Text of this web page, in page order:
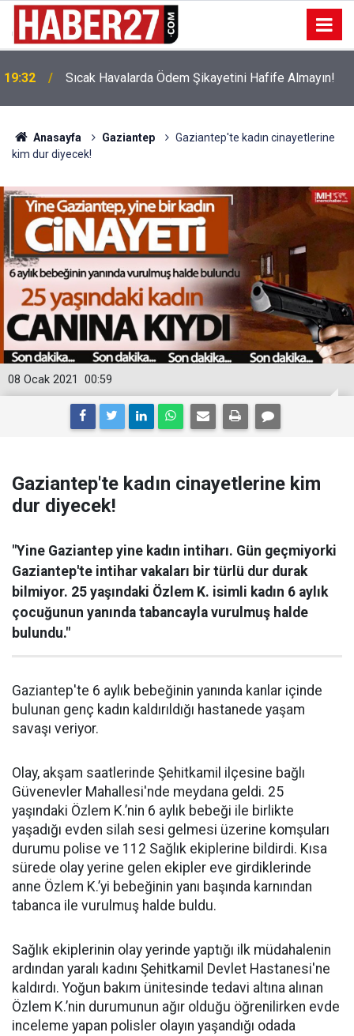
19:32 Sıcak Havalarda Ödem Şikayetini Hafife Almayın!
Anasayfa Gaziantep
Gaziantep'te kadın cinayetlerine
kim dur diyecek!
00:59
08 Ocak 2021
Gaziantep'te kadın cinayetlerine kim
dur diyecek!
"Yine Gaziantep yine kadın intiharı. Gün geçmiyorki
Gaziantep'te intihar vakaları bir türlü dur durak
bilmiyor. 25 yaşındaki Özlem K. isimli kadın 6 aylık
çocuğunun yanında tabancayla vurulmuş halde
bulundu."
Gaziantep'te 6 aylık bebeğinin yanında kanlar içinde
bulunan genç kadın kaldırıldığı hastanede yaşam
savaşı veriyor.
Olay, akşam saatlerinde Şehitkamil ilçesine bağlı
Güvenevler Mahallesi'nde meydana geldi. 25
yaşındaki Özlem K.’nin 6 aylık bebeği ile birlikte
yaşadığı evden silah sesi gelmesi üzerine komşuları
durumu polise ve 112 Sağlık ekiplerine bildirdi. Kısa
sürede olay yerine gelen ekipler eve girdiklerinde
anne Özlem K.’yi bebeğinin yanı başında karnından
tabanca ile vurulmuş halde buldu.
Sağlık ekiplerinin olay yerinde yaptığı ilk müdahalenin
ardından yaralı kadını Şehitkamil Devlet Hastanesi'ne
kaldırdı. Yoğun bakım ünitesinde tedavi altına alınan
Özlem K.’nin durumunun ağır olduğu öğrenilirken evde
inceleme yapan polisler olayın yaşandığı odada